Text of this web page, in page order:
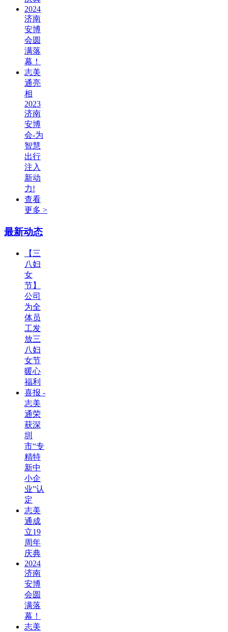
2024
济南
安博
会圆
满落
幕！
志美
通亮
相
2023
济南
安博
会-为
智慧
出行
注入
新动
力!
查看
更多 >
最新动态
【三
八妇
女
节】
公司
为全
体员
工发
放三
八妇
女节
暖心
福利
喜报 -
志美
通荣
获深
圳
市“专
精特
新中
小企
业”认
定
志美
通成
立19
周年
庆典
2024
济南
安博
会圆
满落
幕！
志美